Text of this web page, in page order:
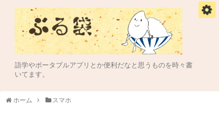
語学やポータブルアプリとか便利だなと思うものを時々書
いてます。
ホーム スマホ